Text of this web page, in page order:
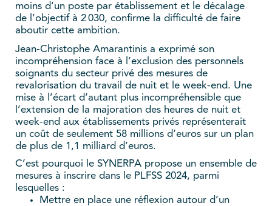
moins d’un poste par établissement et le décalage
de l’objectif à 2 030, confirme la difficulté de faire
aboutir cette ambition.
Jean-Christophe Amarantinis a exprimé son
incompréhension face à l’exclusion des personnels
soignants du secteur privé des mesures de
revalorisation du travail de nuit et le week-end. Une
mise à l’écart d’autant plus incompréhensible que
l’extension de la majoration des heures de nuit et
week-end aux établissements privés représenterait
un coût de seulement 58 millions d’euros sur un plan
de plus de 1,1 milliard d’euros.
C’est pourquoi le SYNERPA propose un ensemble de
mesures à inscrire dans le PLFSS 2024, parmi
lesquelles :
Mettre en place une réflexion autour d’un